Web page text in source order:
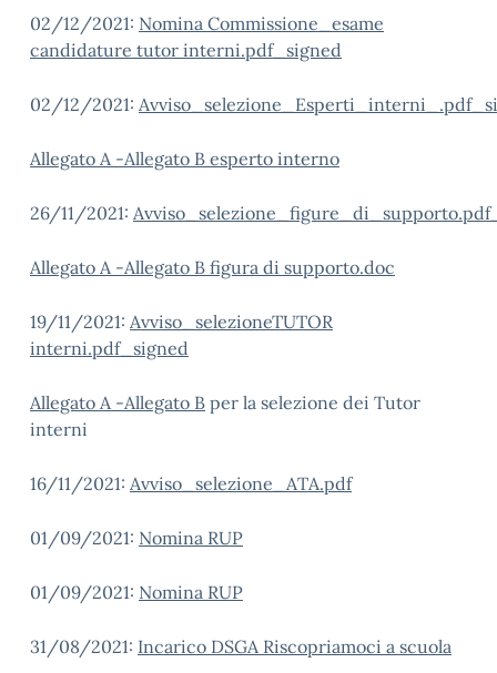
02/12/2021: Nomina Commissione_esame
candidature tutor interni.pdf_signed
02/12/2021:
Allegato A -Allegato B esperto interno
26/11/2021:
Allegato A -Allegato B figura di supporto.doc
19/11/2021: Avviso_selezioneTUTOR
interni.pdf_signed
Allegato A -Allegato B per la selezione dei Tutor
interni
16/11/2021: Avviso_selezione_ATA.pdf
01/09/2021: Nomina RUP
01/09/2021: Nomina RUP
31/08/2021: Incarico DSGA Riscopriamoci a scuola